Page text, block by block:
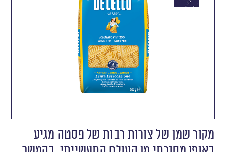
מקור שמן של צורות רבות של פסטה מגיע